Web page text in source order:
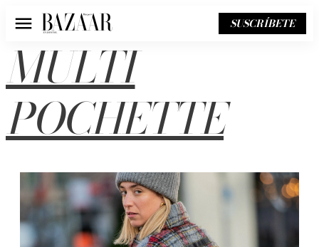
Menú SUSCRÍBETE
MULTI
POCHETTE